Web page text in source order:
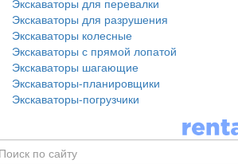
Экскаваторы для перевалки
Экскаваторы для разрушения
Экскаваторы колесные
Экскаваторы с прямой лопатой
Экскаваторы шагающие
Экскаваторы-планировщики
Экскаваторы-погрузчики